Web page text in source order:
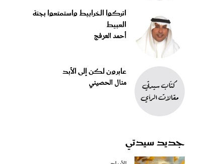
اتركوا الخرابيط واستمتعوا بجنة
العبيط
أحمد العرفج
عابرون لكن إلى الأبد
منال الحصيني
جديد سيدتي